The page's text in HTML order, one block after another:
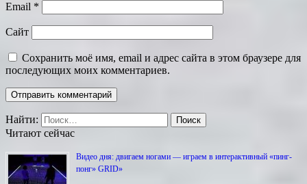
Email *
Сайт
Сохранить моё имя, email и адрес сайта в этом браузере для
последующих моих комментариев.
Найти:
Читают сейчас
Видео дня: двигаем ногами — играем в интерактивный «пинг-
понг» GRID»